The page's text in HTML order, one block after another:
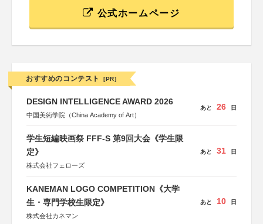
公式ホームページ
おすすめのコンテスト [PR]
DESIGN INTELLIGENCE AWARD 2026
中国美術学院（China Academy of Art）
あと 26 日
学生短編映画祭 FFF-S 第9回大会《学生限
定》
株式会社フェローズ
あと 31 日
KANEMAN LOGO COMPETITION《大学
生・専門学校生限定》
株式会社カネマン
あと 10 日